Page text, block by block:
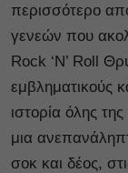
περισσότερο
γενεών που
Rock ‘N’ Roll
εμβληματικούς
ιστορία όλης
μια
σοκ και δέος,